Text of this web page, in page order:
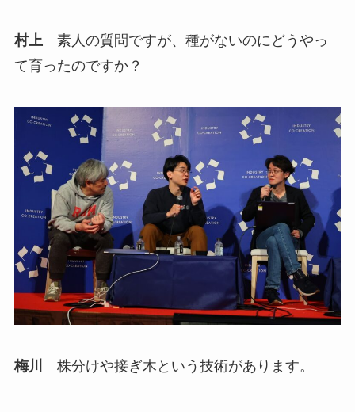
村上 素人の質問ですが、種がないのにどうやっ
て育ったのですか？
梅川 株分けや接ぎ木という技術があります。